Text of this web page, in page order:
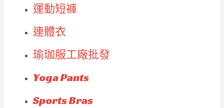
運動短褲
連體衣
瑜珈服工廠批發
Yoga Pants
Sports Bras